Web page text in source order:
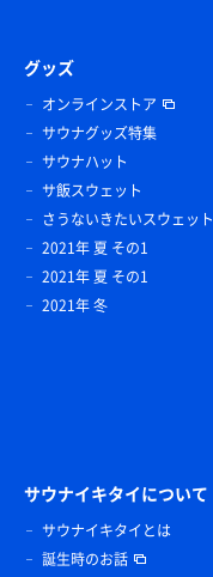
グッズ
オンラインストア
サウナグッズ特集
サウナハット
サ飯スウェット
さうないきたいスウェット
2021年 夏 その1
2021年 夏 その1
2021年 冬
サウナイキタイについて
サウナイキタイとは
誕生時のお話